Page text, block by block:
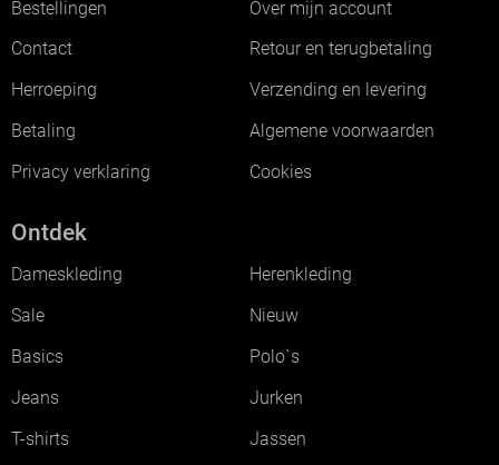
Bestellingen
Over mijn account
Contact
Retour en terugbetaling
Herroeping
Verzending en levering
Betaling
Algemene voorwaarden
Privacy verklaring
Cookies
Ontdek
Dameskleding
Herenkleding
Sale
Nieuw
Basics
Polo`s
Jeans
Jurken
T-shirts
Jassen